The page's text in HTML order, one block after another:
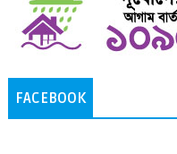
FACEBOOK